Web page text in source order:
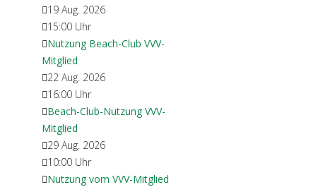
19 Aug. 2026
15:00 Uhr
Nutzung Beach-Club VVV-
Mitglied
22 Aug. 2026
16:00 Uhr
Beach-Club-Nutzung VVV-
Mitglied
29 Aug. 2026
10:00 Uhr
Nutzung vom VVV-Mitglied